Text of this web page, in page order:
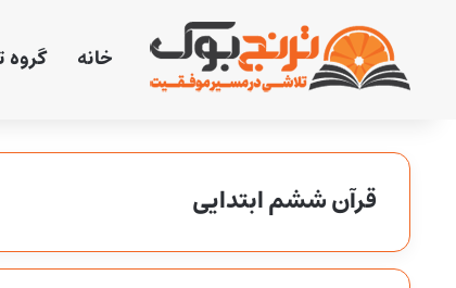
خانه گروه
قرآن ششم ابتدایی